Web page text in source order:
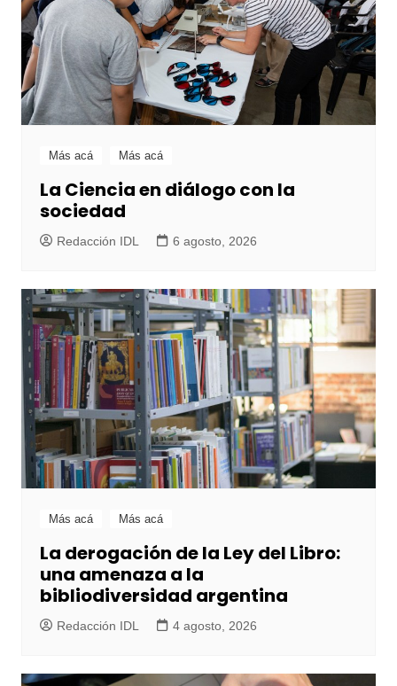
Más acá Más acá
La Ciencia en diálogo con la
sociedad
Redacción IDL 6 agosto, 2026
Más acá Más acá
La derogación de la Ley del Libro:
una amenaza a la
bibliodiversidad argentina
Redacción IDL 4 agosto, 2026